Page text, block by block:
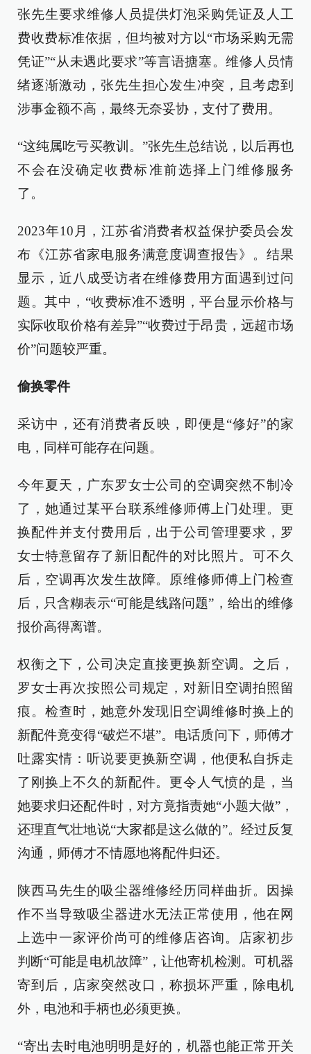
张先生要求维修人员提供灯泡采购凭证及人工
费收费标准依据，但均被对方以“市场采购无需
凭证”“从未遇此要求”等言语搪塞。维修人员情
绪逐渐激动，张先生担心发生冲突，且考虑到
涉事金额不高，最终无奈妥协，支付了费用。
“这纯属吃亏买教训。”张先生总结说，以后再也
不会在没确定收费标准前选择上门维修服务
了。
2023年10月，江苏省消费者权益保护委员会发
布《江苏省家电服务满意度调查报告》。结果
显示，近八成受访者在维修费用方面遇到过问
题。其中，“收费标准不透明，平台显示价格与
实际收取价格有差异”“收费过于昂贵，远超市场
价”问题较严重。
偷换零件
采访中，还有消费者反映，即便是“修好”的家
电，同样可能存在问题。
今年夏天，广东罗女士公司的空调突然不制冷
了，她通过某平台联系维修师傅上门处理。更
换配件并支付费用后，出于公司管理要求，罗
女士特意留存了新旧配件的对比照片。可不久
后，空调再次发生故障。原维修师傅上门检查
后，只含糊表示“可能是线路问题”，给出的维修
报价高得离谱。
权衡之下，公司决定直接更换新空调。之后，
罗女士再次按照公司规定，对新旧空调拍照留
痕。检查时，她意外发现旧空调维修时换上的
新配件竟变得“破烂不堪”。电话质问下，师傅才
吐露实情：听说要更换新空调，他便私自拆走
了刚换上不久的新配件。更令人气愤的是，当
她要求归还配件时，对方竟指责她“小题大做”，
还理直气壮地说“大家都是这么做的”。经过反复
沟通，师傅才不情愿地将配件归还。
陕西马先生的吸尘器维修经历同样曲折。因操
作不当导致吸尘器进水无法正常使用，他在网
上选中一家评价尚可的维修店咨询。店家初步
判断“可能是电机故障”，让他寄机检测。可机器
寄到后，店家突然改口，称损坏严重，除电机
外，电池和手柄也必须更换。
“寄出去时电池明明是好的，机器也能正常开关